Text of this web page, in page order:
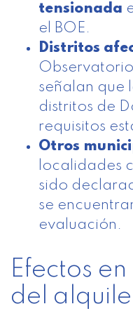
tensionada
el BOE.
Distritos
señalan que
distritos de
requisitos
Otros
localidades
sido
se
evaluación.
Efectos
del